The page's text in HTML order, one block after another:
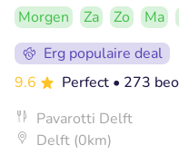
Morgen Za Zo Ma
Erg populaire deal
9.6
Perfect • 273
Pavarotti Delft
Delft (0km)